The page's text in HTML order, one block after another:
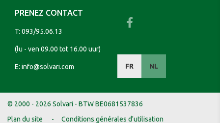
PRENEZ CONTACT
T: 093/95.06.13
(lu - ven 09.00 tot 16.00 uur)
E: info@solvari.com FR NL
© 2000 - 2026 Solvari - BTW BE0681537836
Plan du site
Conditions générales d'utilisation